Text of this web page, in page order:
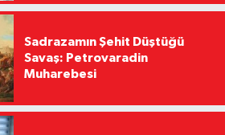
Sadrazamın Şehit Düştüğü
Savaş: Petrovaradin
Muharebesi